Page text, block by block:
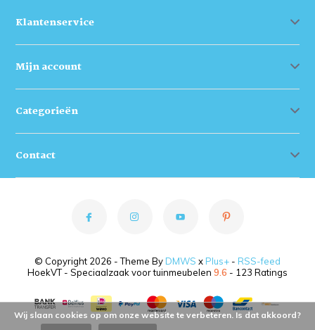
Klantenservice
Mijn account
Categorieën
Contact
© Copyright 2026 - Theme By DMWS x Plus+ - RSS-feed
HoekVT - Speciaalzaak voor tuinmeubelen 9.6 - 123 Ratings
Wij slaan cookies op om onze website te verbeteren. Is dat akkoord?